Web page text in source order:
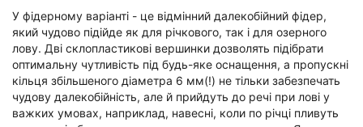
У фідерному варіанті - це відмінний далекобійний фідер,
який чудово підійде як для річкового, так і для озерного
лову. Дві склопластикові вершинки дозволять підібрати
оптимальну чутливість під будь-яке оснащення, а пропускні
кільця збільшеного діаметра 6 мм(!) не тільки забезпечать
чудову далекобійність, але й прийдуть до речі при лові у
важких умовах, наприклад, навесні, коли по річці пливуть